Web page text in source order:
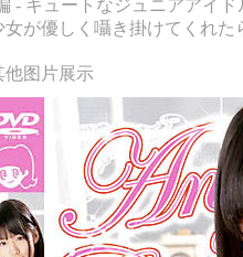
- キュートなジュニアアイ
が優しく囁き掛けてくれた
他图片展示